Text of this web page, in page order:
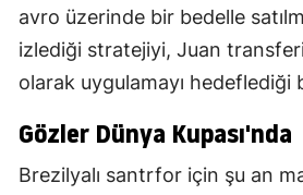
avro üzerinde bir bedelle
izlediği stratejiyi, Juan
olarak uygulamayı hedeflediği
Gözler Dünya Kupası'nda
Brezilyalı santrfor için şu an